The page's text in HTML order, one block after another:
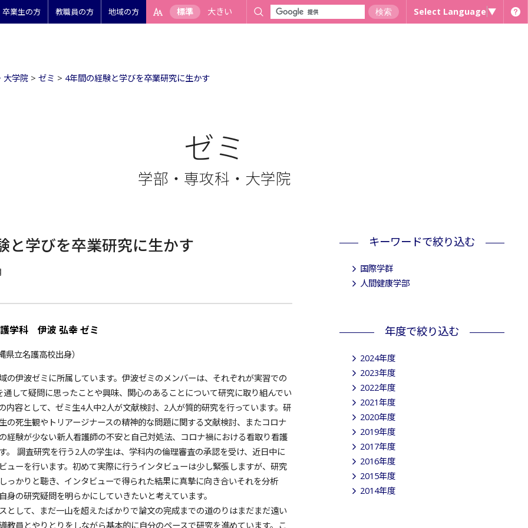
卒業生の方 教職員の方 地域の方 標準 大きい Select Language ▼
大学院 > ゼミ > 4年間の経験と学びを卒業研究に生かす
ゼミ
学部・専攻科・大学院
と学びを卒業研究に生かす
学科 伊波 弘幸 ゼミ
立名護高校出身）
伊波ゼミに所属しています。伊波ゼミのメンバーは、それぞれが実習での
して疑問に思ったことや興味、関心のあることについて研究に取り組んでい
内容として、ゼミ生4人中2人が文献検討、2人が質的研究を行っています。研
の死生観やトリアージナースの精神的な問題に関する文献検討、またコロナ
経験が少ない新人看護師の不安と自己対処法、コロナ禍における看取り看護
。 調査研究を行う2人の学生は、学科内の倫理審査の承認を受け、近日中に
ューを行います。初めて実際に行うインタビューは少し緊張しますが、研究
っかりと聴き、インタビューで得られた結果に真摯に向き合いそれを分析
身の研究疑問を明らかにしていきたいと考えています。
して、まだ一山を超えたばかりで論文の完成までの道のりはまだまだ遠い
教員とやりとりをしながら基本的に自分のペースで研究を進めています。こ
キーワードで絞り込む
国際学群
人間健康学部
年度で絞り込む
2024年度
2023年度
2022年度
2021年度
2020年度
2019年度
2017年度
2016年度
2015年度
2014年度